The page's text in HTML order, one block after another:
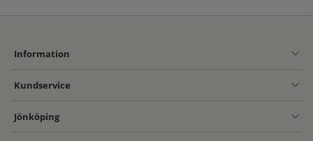
Information
Kundservice
Jönköping